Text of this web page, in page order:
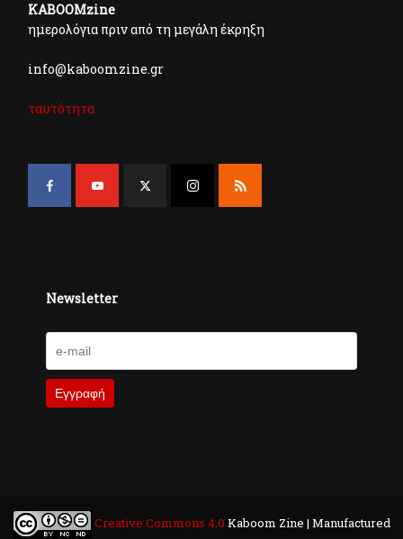
KABOOMzine
ημερολόγια πριν από τη μεγάλη έκρηξη
info@kaboomzine.gr
ταυτότητα
Newsletter
Creative Commons 4.0 Kaboom Zine | Manufactured